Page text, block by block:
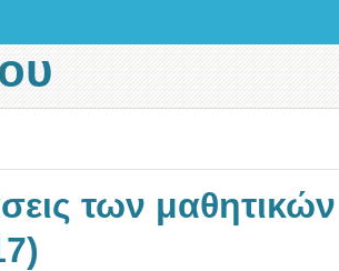
των μαθητικών